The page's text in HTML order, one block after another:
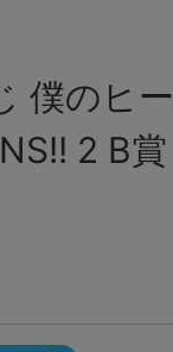
僕のヒ
2 B